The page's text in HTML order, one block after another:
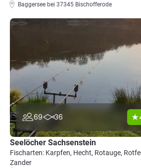
Baggersee bei 37345 Bischofferode
69 36
Seelöcher Sachsenstein
Fischarten: Karpfen, Hecht, Rotauge,
Zander